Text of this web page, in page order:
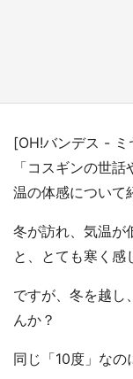
[OH!バンデス -
「コスギンの世
温の体感について
冬が訪れ、気温が
と、とても寒く感
ですが、冬を越し
んか？
同じ「10度」なの